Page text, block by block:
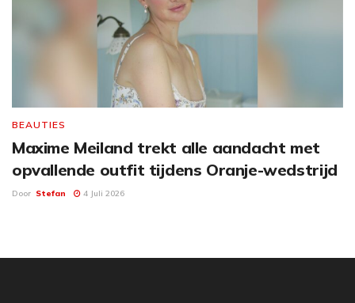
BEAUTIES
Maxime Meiland trekt alle aandacht met
opvallende outfit tijdens Oranje-wedstrijd
Door Stefan 4 Juli 2026